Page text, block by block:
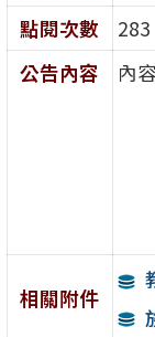
點閱次數
283
公告內容
內
相關附件